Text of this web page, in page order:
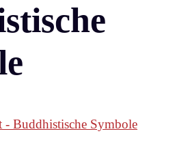
- Buddhistische Symbole